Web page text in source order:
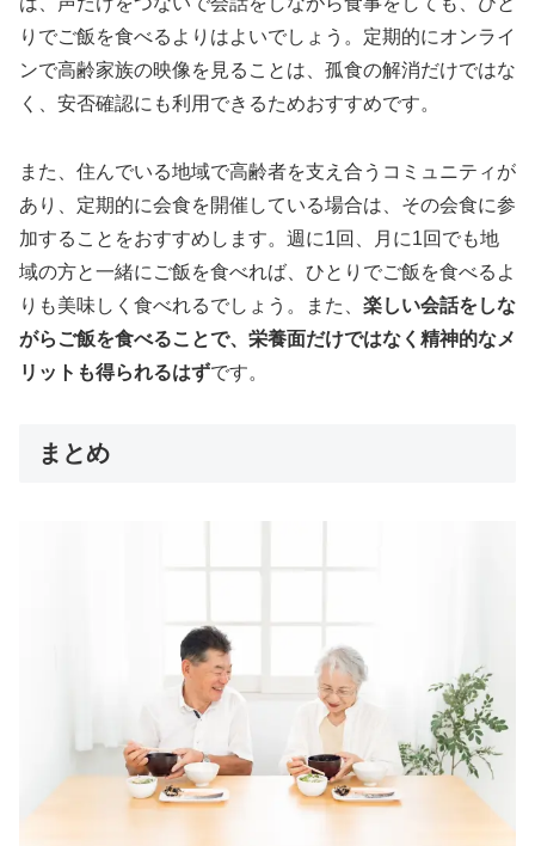
りでご飯を食べるよりはよいでしょう。定期的にオンライ
ンで高齢家族の映像を見ることは、孤食の解消だけではな
く、安否確認にも利用できるためおすすめです。
また、住んでいる地域で高齢者を支え合うコミュニティが
あり、定期的に会食を開催している場合は、その会食に参
加することをおすすめします。週に1回、月に1回でも地
域の方と一緒にご飯を食べれば、ひとりでご飯を食べるよ
りも美味しく食べれるでしょう。また、 楽しい会話をしな
がらご飯を食べることで、栄養面だけではなく精神的なメ
リットも得られるはずです。
まとめ